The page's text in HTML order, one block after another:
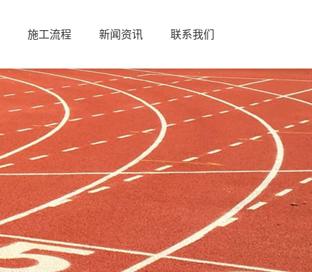
施工流程 新闻资讯 联系我们